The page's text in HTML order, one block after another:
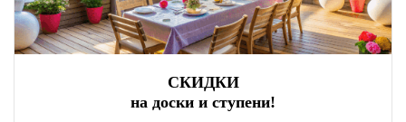
СКИДКИ
на доски и ступени!